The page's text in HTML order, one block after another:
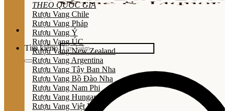
Tìm kiếm:
THEO QUỐC GIA
Rượu Vang Chile
Rượu Vang Pháp
Rượu Vang Ý
Rượu Vang ÚC
Rượu Vang New Zealand
Rượu Vang Argentina
Rượu Vang Tây Ban Nha
Rượu Vang Bồ Đào Nha
Rượu Vang Nam Phi
Rượu Vang Hungary
Rượu Vang Việt Nam